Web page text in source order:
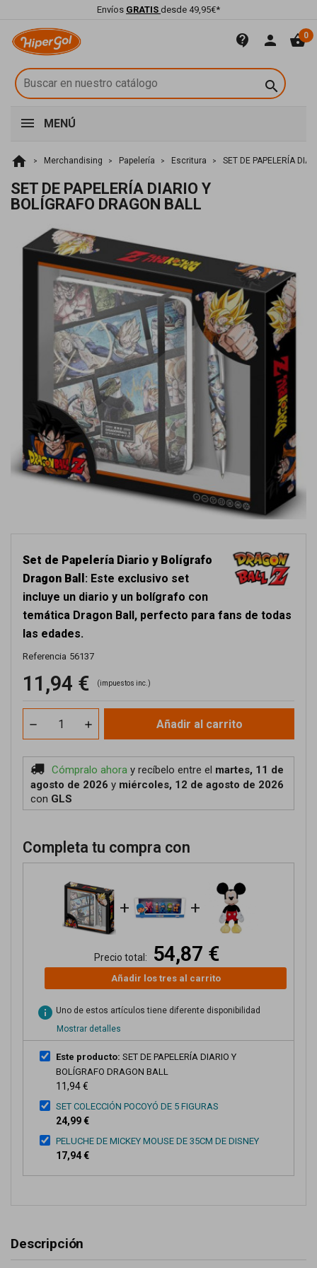
Envíos GRATIS desde 49,95€*
contact_support person shopping_basket0

MENÚ
home Merchandising Papelería Escritura SET DE PAPELERÍA
SET DE PAPELERÍA DIARIO Y
BOLÍGRAFO DRAGON BALL
Set de Papelería Diario y Bolígrafo
Dragon Ball : Este exclusivo set
incluye un diario y un bolígrafo con
temática Dragon Ball, perfecto para fans de todas
las edades.
Referencia 56137
11,94 € (impuestos inc.)
Añadir al carrito
Cómpralo ahora y recíbelo entre el martes, 11 de
agosto de 2026 y miércoles, 12 de agosto de 2026
con GLS
Completa tu compra con
+ +
Precio total: 54,87 €
Añadir los tres al carrito
info Uno de estos artículos tiene diferente disponibilidad
Mostrar detalles
Este producto: SET DE PAPELERÍA DIARIO Y
BOLÍGRAFO DRAGON BALL
11,94 €
SET COLECCIÓN POCOYÓ DE 5 FIGURAS
24,99 €
PELUCHE DE MICKEY MOUSE DE 35CM DE DISNEY
17,94 €
Descripción